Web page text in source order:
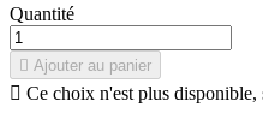
Quantité
 Ajouter au panier
 Ce choix n'est plus disponible,